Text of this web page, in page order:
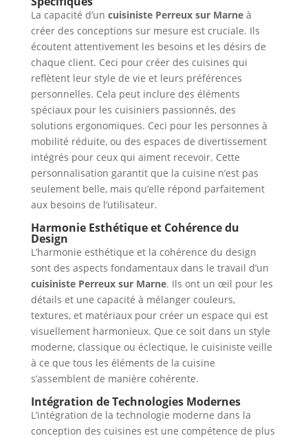
La capacité d’un cuisiniste Perreux sur Marneà
créer des conceptions sur mesure est cruciale. Ils
écoutent attentivement les besoins et les désirs de
chaque client. Ceci pour créer des cuisines qui
reflètent leur style de vie et leurs préférences
personnelles. Cela peut inclure des éléments
spéciaux pour les cuisiniers passionnés, des
solutions ergonomiques. Ceci pour les personnes à
mobilité réduite, ou des espaces de divertissement
intégrés pour ceux qui aiment recevoir. Cette
personnalisation garantit que la cuisine n’est pas
seulement belle, mais qu’elle répond parfaitement
aux besoins de l’utilisateur.
Harmonie Esthétique et Cohérence du
Design
L’harmonie esthétique et la cohérence du design
sont des aspects fondamentaux dans le travail d’un
cuisiniste Perreux sur Marne. Ils ont un œil pour les
détails et une capacité à mélanger couleurs,
textures, et matériaux pour créer un espace qui est
visuellement harmonieux. Que ce soit dans un style
moderne, classique ou éclectique, le cuisiniste veille
à ce que tous les éléments de la cuisine
s’assemblent de manière cohérente.
Intégration de Technologies Modernes
L’intégration de la technologie moderne dans la
conception des cuisines est une compétence de plus